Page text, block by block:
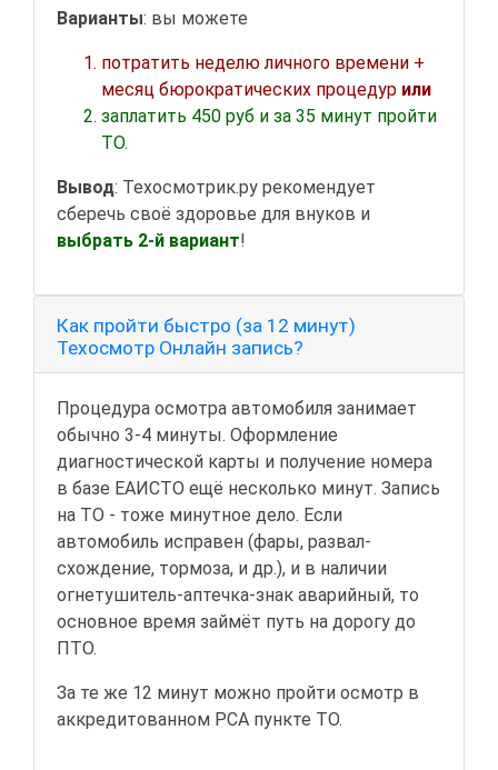
Варианты: вы можете
потратить неделю личного времени +
месяц бюрократических процедур или
заплатить 450 руб и за 35 минут пройти
ТО.
Вывод: Техосмотрик.ру рекомендует
сберечь своё здоровье для внуков и
выбрать 2-й вариант!
Как пройти быстро (за 12 минут)
Техосмотр Онлайн запись?
Процедура осмотра автомобиля занимает
обычно 3-4 минуты. Оформление
диагностической карты и получение номера
в базе ЕАИСТО ещё несколько минут. Запись
на ТО - тоже минутное дело. Если
автомобиль исправен (фары, развал-
схождение, тормоза, и др.), и в наличии
огнетушитель-аптечка-знак аварийный, то
основное время займёт путь на дорогу до
ПТО.
За те же 12 минут можно пройти осмотр в
аккредитованном РСА пункте ТО.